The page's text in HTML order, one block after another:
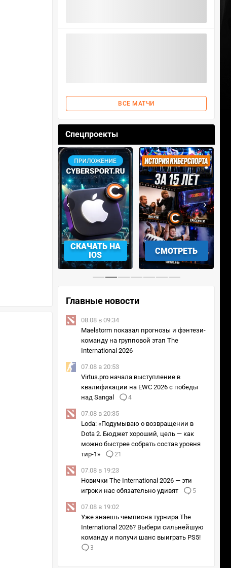
ВСЕ МАТЧИ
Спецпроекты
СМОТРЕТЬ УЧАСТВОВАТЬ
‹ ›
Главные новости
08.08 в 09:34
Maelstorm показал прогнозы и фэнтези-
команду на групповой этап The
International 2026
07.08 в 20:53
Virtus.pro начала выступление в
квалификации на EWC 2026 с победы
над Sangal
4
07.08 в 20:35
Loda: «Подумываю о возвращении в
Dota 2. Бюджет хороший, цель — как
можно быстрее собрать состав уровня
тир-1»
21
07.08 в 19:23
Новички The International 2026 — эти
игроки нас обязательно удивят
5
07.08 в 19:02
Уже знаешь чемпиона турнира The
International 2026? Выбери сильнейшую
команду и получи шанс выиграть PS5!
3